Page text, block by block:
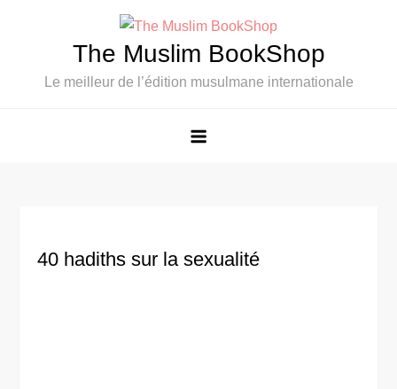
The Muslim BookShop
Le meilleur de l’édition musulmane internationale
40 hadiths sur la sexualité